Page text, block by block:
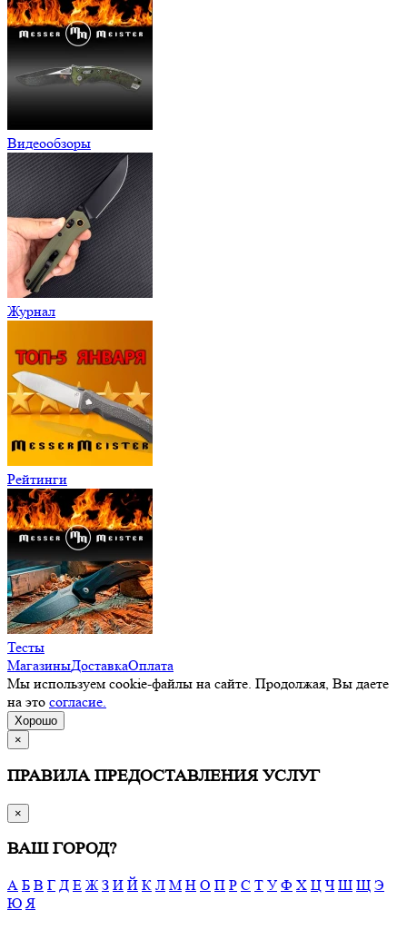
Видеообзоры
Журнал
Рейтинги
Тесты
МагазиныДоставкаОплата
Мы используем cookie-файлы на сайте. Продолжая, Вы даете
на это согласие.
Хорошо
×
ПРАВИЛА ПРЕДОСТАВЛЕНИЯ УСЛУГ
×
ВАШ ГОРОД?
А Б В Г Д Е Ж З И Й К Л М Н О П Р С Т У Ф Х Ц Ч Ш Щ Э
Ю Я